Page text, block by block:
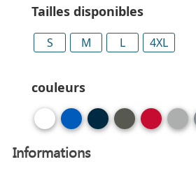
Tailles disponibles
S M L 4XL
couleurs
Informations